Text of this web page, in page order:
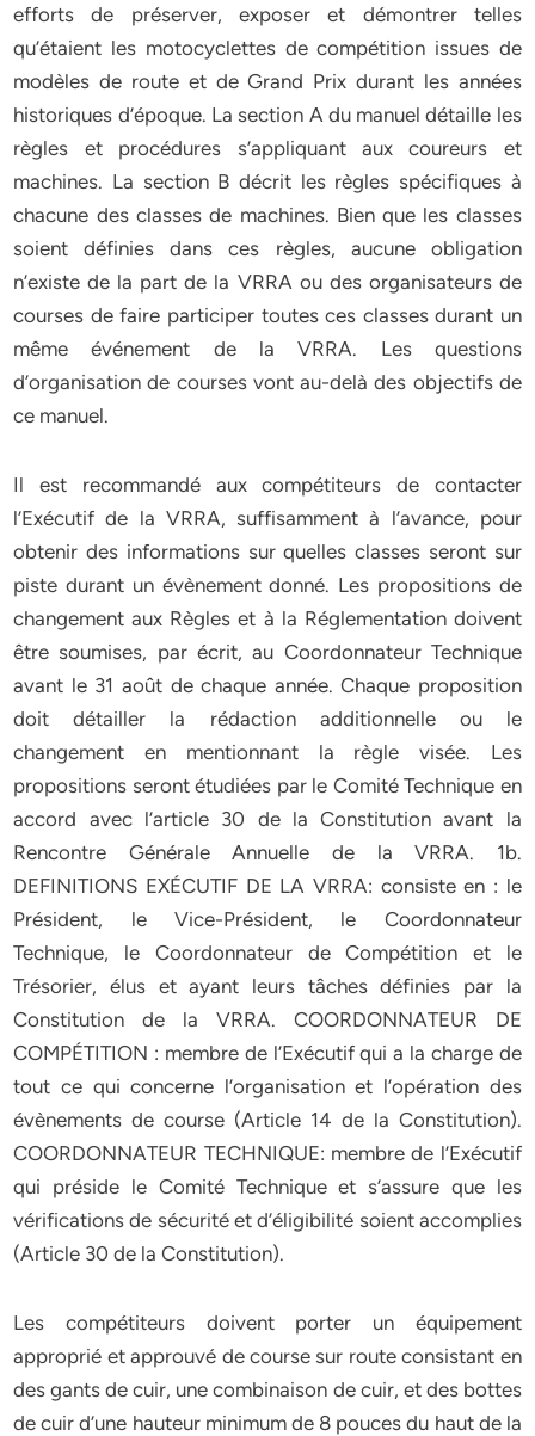
efforts de préserver, exposer et démontrer telles
qu’étaient les motocyclettes de compétition issues de
modèles de route et de Grand Prix durant les années
historiques d’époque. La section A du manuel détaille les
règles et procédures s’appliquant aux coureurs et
machines. La section B décrit les règles spécifiques à
chacune des classes de machines. Bien que les classes
soient définies dans ces règles, aucune obligation
n’existe de la part de la VRRA ou des organisateurs de
courses de faire participer toutes ces classes durant un
même événement de la VRRA. Les questions
d’organisation de courses vont au-delà des objectifs de
ce manuel.
Il est recommandé aux compétiteurs de contacter
l’Exécutif de la VRRA, suffisamment à l’avance, pour
obtenir des informations sur quelles classes seront sur
piste durant un évènement donné. Les propositions de
changement aux Règles et à la Réglementation doivent
être soumises, par écrit, au Coordonnateur Technique
avant le 31 août de chaque année. Chaque proposition
doit détailler la rédaction additionnelle ou le
changement en mentionnant la règle visée. Les
propositions seront étudiées par le Comité Technique en
accord avec l’article 30 de la Constitution avant la
Rencontre Générale Annuelle de la VRRA. 1b.
DEFINITIONS EXÉCUTIF DE LA VRRA: consiste en : le
Président, le Vice-Président, le Coordonnateur
Technique, le Coordonnateur de Compétition et le
Trésorier, élus et ayant leurs tâches définies par la
Constitution de la VRRA. COORDONNATEUR DE
COMPÉTITION : membre de l’Exécutif qui a la charge de
tout ce qui concerne l’organisation et l’opération des
évènements de course (Article 14 de la Constitution).
COORDONNATEUR TECHNIQUE: membre de l’Exécutif
qui préside le Comité Technique et s’assure que les
vérifications de sécurité et d’éligibilité soient accomplies
(Article 30 de la Constitution).
Les compétiteurs doivent porter un équipement
approprié et approuvé de course sur route consistant en
des gants de cuir, une combinaison de cuir, et des bottes
de cuir d’une hauteur minimum de 8 pouces du haut de la